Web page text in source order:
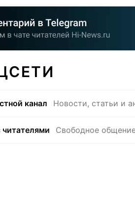
канал Новости, статьи и
читателями Свободное